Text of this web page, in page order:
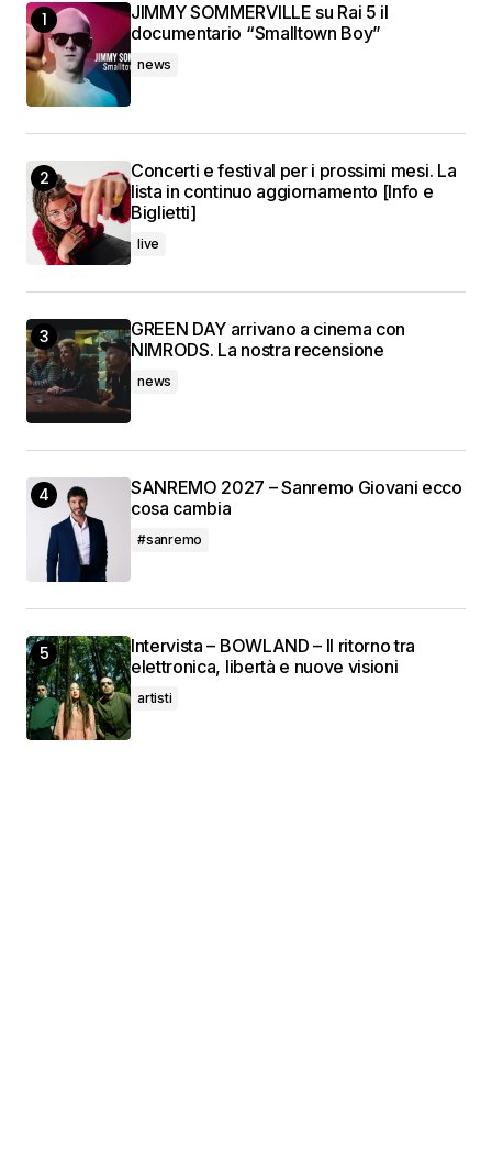
JIMMY SOMMERVILLE su Rai 5 il
documentario “Smalltown Boy”
news
Concerti e festival per i prossimi mesi. La
lista in continuo aggiornamento [Info e
Biglietti]
live
GREEN DAY arrivano a cinema con
NIMRODS. La nostra recensione
news
SANREMO 2027 – Sanremo Giovani ecco
cosa cambia
#sanremo
Intervista – BOWLAND – Il ritorno tra
elettronica, libertà e nuove visioni
artisti